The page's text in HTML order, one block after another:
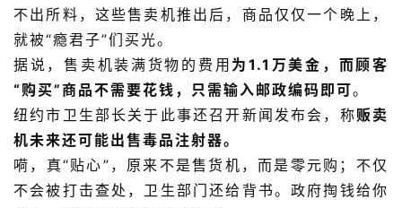
不出所料，这些售卖机推出后，商品仅仅一个晚上，
就被“瘾君子”们买光。
据说，售卖机装满货物的费用 为1.1万美金，而顾客
“购买”商品不需要花钱，只需输入邮政编码即可。
纽约市卫生部长关于此事还召开新闻发布会，称贩卖
机未来还可能出售毒品注射器。
嗬，真“贴心”，原来不是售货机，而是零元购；不仅
不会被打击查处，卫生部门还给背书。政府掏钱给你